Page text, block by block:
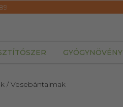
GYÓGYNÖVÉNY
/ Vesebántalmak